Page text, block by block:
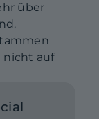
über
nicht auf